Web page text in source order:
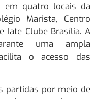
em quatro locais da
Marista, Centro
Iate Clube Brasília. A
uma ampla
o acesso das
partidas por meio de